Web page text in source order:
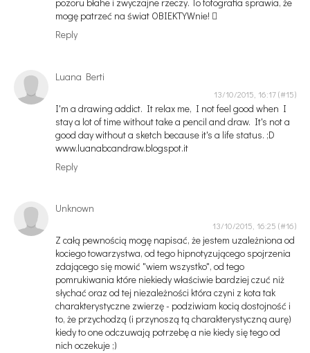
mogę patrzeć na świat OBIEKTYWnie! 
Reply
Luana Berti
13/10/2015, 16:17
I'm a drawing addict. It relax me, I not feel good when I
stay a lot of time without take a pencil and draw. It's not a
good day without a sketch because it's a life status. ;D
www.luanabcandraw.blogspot.it
Reply
Unknown
13/10/2015, 16:25
Z całą pewnością mogę napisać, że jestem uzależniona od
kociego towarzystwa, od tego hipnotyzującego spojrzenia
zdającego się mowić "wiem wszystko", od tego
pomrukiwania które niekiedy właściwie bardziej czuć niż
słychać oraz od tej niezależności która czyni z kota tak
charakterystyczne zwierzę - podziwiam kocią dostojność i
to, że przychodzą (i przynoszą tą charakterystyczną aurę)
kiedy to one odczuwają potrzebę a nie kiedy się tego od
nich oczekuje ;)